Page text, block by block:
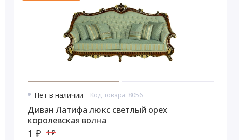
Нет в наличии Код товара: 8056
Диван Латифа люкс светлый орех
королевская волна
1 ₽ 1 ₽